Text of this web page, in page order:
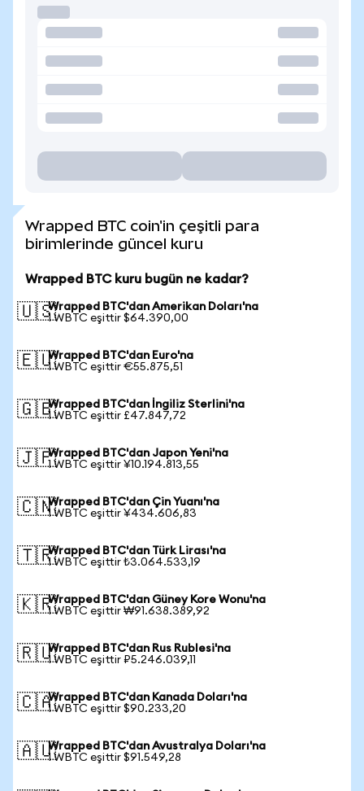
Wrapped BTC coin'in çeşitli para
birimlerinde güncel kuru
Wrapped BTC kuru bugün ne kadar?
🇺🇸Wrapped BTC'dan Amerikan Doları'na
1 WBTC eşittir $64.390,00
🇪🇺Wrapped BTC'dan Euro'na
1 WBTC eşittir €55.875,51
🇬🇧Wrapped BTC'dan İngiliz Sterlini'na
1 WBTC eşittir £47.847,72
🇯🇵Wrapped BTC'dan Japon Yeni'na
1 WBTC eşittir ¥10.194.813,55
🇨🇳Wrapped BTC'dan Çin Yuanı'na
1 WBTC eşittir ¥434.606,83
🇹🇷Wrapped BTC'dan Türk Lirası'na
1 WBTC eşittir ₺3.064.533,19
🇰🇷Wrapped BTC'dan Güney Kore Wonu'na
1 WBTC eşittir ₩91.638.389,92
🇷🇺Wrapped BTC'dan Rus Rublesi'na
1 WBTC eşittir ₽5.246.039,11
🇨🇦Wrapped BTC'dan Kanada Doları'na
1 WBTC eşittir $90.233,20
🇦🇺Wrapped BTC'dan Avustralya Doları'na
1 WBTC eşittir $91.549,28